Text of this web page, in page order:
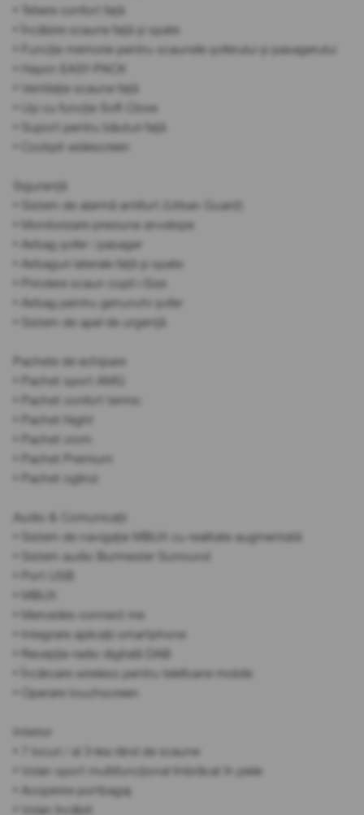
• Tetiere confort față
• Încălzire scaune față și spate
• Funcție memorie pentru scaunele șoferului și pasagerului
• Hayon EASY-PACK
• Ventilație scaune față
• Uși cu funcție Soft Close
• Suport pentru băuturi față
• Cockpit widescreen
Siguranță
• Sistem de alarmă antifurt (Urban Guard)
• Monitorizare presiune anvelope
• Airbag șofer / pasager
• Airbaguri laterale față și spate
• Prindere scaun copil i-Size
• Airbag pentru genunchi șofer
• Sistem de apel de urgență
Pachete de echipare
• Pachet sport AMG
• Pachet confort termic
• Pachet Night
• Pachet crom
• Pachet Premium
• Pachet oglinzi
Audio & Comunicații
• Sistem de navigație MBUX cu realitate augmentată
• Sistem audio Burmester Surround
• Port USB
• MBUX
• Mercedes connect me
• Integrare aplicații smartphone
• Recepție radio digitală DAB
• Încărcare wireless pentru telefoane mobile
• Operare touchscreen
Interior
• 7 locuri / al 3-lea rând de scaune
• Volan sport multifuncțional îmbrăcat în piele
• Acoperire portbagaj
• Volan încălzit